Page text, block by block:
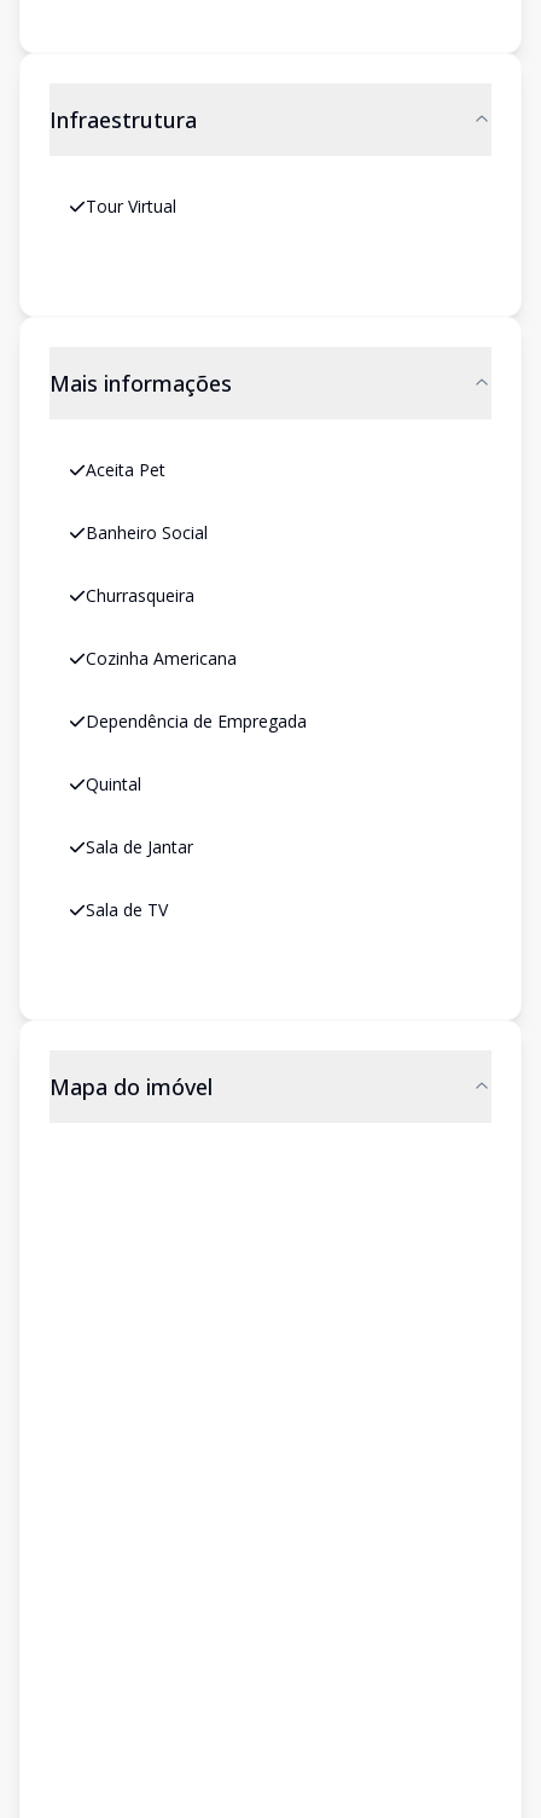
Infraestrutura
Tour Virtual
Mais informações
Aceita Pet
Banheiro Social
Churrasqueira
Cozinha Americana
Dependência de Empregada
Quintal
Sala de Jantar
Sala de TV
Mapa do imóvel